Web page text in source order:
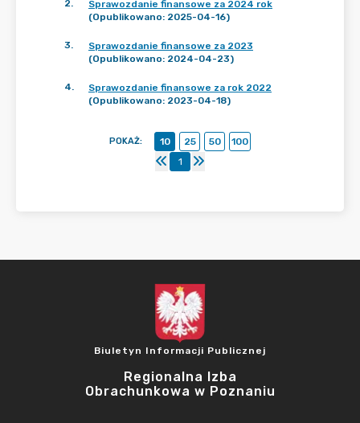
2.
Sprawozdanie finansowe za 2024 rok
(Opublikowano: 2025-04-16)
3.
Sprawozdanie finansowe za 2023
(Opublikowano: 2024-04-23)
4.
Sprawozdanie finansowe za rok 2022
(Opublikowano: 2023-04-18)
POKAŻ: 10 25 50
100
1
Biuletyn Informacji Publicznej
Regionalna Izba
Obrachunkowa w Poznaniu